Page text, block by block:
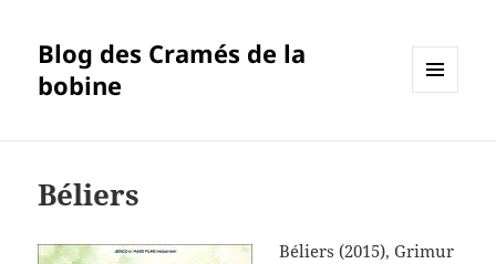
Blog des Cramés de la
bobine
Béliers
Béliers (2015), Grimur